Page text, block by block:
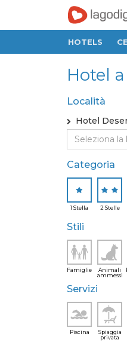
HOTELS
Hotel
Località
Hotel
Categoria
1 Stella 2 Stelle
Stili
Famiglie
Animali
ammessi
Servizi
Piscina
Spiaggia
privata